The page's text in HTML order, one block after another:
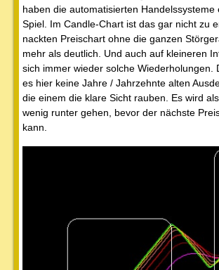
haben die automatisierten Handelssysteme
Spiel. Im Candle-Chart ist das gar nicht zu
nackten Preischart ohne die ganzen
mehr als deutlich. Und auch auf kleineren
sich immer wieder solche Wiederholungen.
es hier keine Jahre / Jahrzehnte alten
die einem die klare Sicht rauben. Es wird
wenig runter gehen, bevor der nächste
kann.